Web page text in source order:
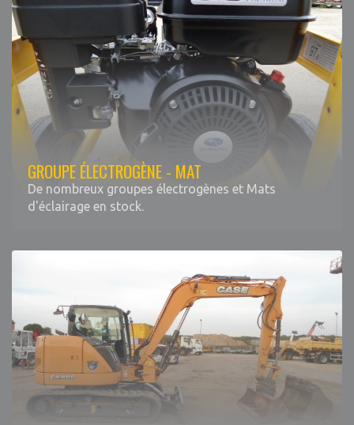
GROUPE ÉLECTROGÈNE - MAT
De nombreux groupes électrogènes et Mats
d'éclairage en stock.